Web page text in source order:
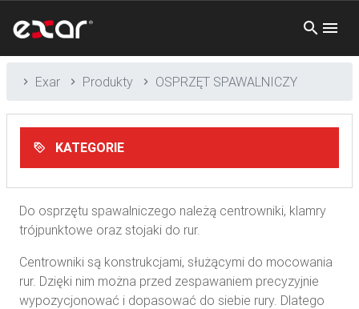
Exar Produkty OSPRZĘT SPAWALNICZY
KATEGORIE
Do osprzętu spawalniczego należą centrowniki, klamry
trójpunktowe oraz stojaki do rur.
Centrowniki są konstrukcjami, służącymi do mocowania
rur. Dzięki nim można przed zespawaniem precyzyjnie
wypozycjonować i dopasować do siebie rury. Dlatego